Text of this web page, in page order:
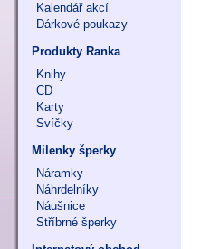
Kalendář akcí
Dárkové poukazy
Produkty Ranka
Knihy
CD
Karty
Svíčky
Milenky šperky
Náramky
Náhrdelníky
Náušnice
Stříbrné šperky